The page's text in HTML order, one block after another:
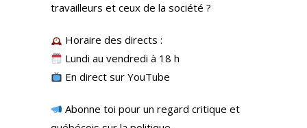
travailleurs et ceux de la société ?
Horaire des directs :
Lundi au vendredi à 18 h
En direct sur YouTube
Abonne toi pour un regard critique et